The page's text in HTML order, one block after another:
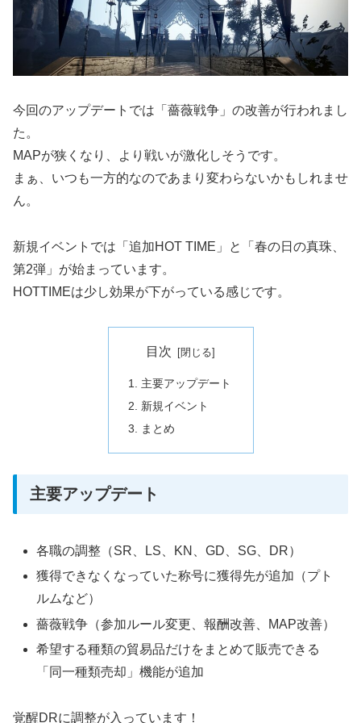
今回のアップデートでは「薔薇戦争」の改善が行われまし
た。
MAPが狭くなり、より戦いが激化しそうです。
まぁ、いつも一方的なのであまり変わらないかもしれませ
ん。
新規イベントでは「追加HOT TIME」と「春の日の真珠、
第2弾」が始まっています。
HOTTIMEは少し効果が下がっている感じです。
目次
主要アップデート
新規イベント
まとめ
主要アップデート
各職の調整（SR、LS、KN、GD、SG、DR）
獲得できなくなっていた称号に獲得先が追加（プト
ルムなど）
薔薇戦争（参加ルール変更、報酬改善、MAP改善）
希望する種類の貿易品だけをまとめて販売できる
「同一種類売却」機能が追加
覚醒DRに調整が入っています！